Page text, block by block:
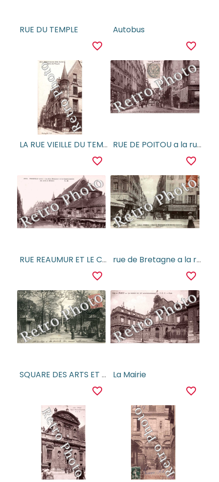
RUE DU TEMPLE
favorite_border
Autobus
favorite_border
LA RUE VIEILLE DU TEMPLE ANCIEN HOTEL BARBETTE
favorite_border
RUE DE POITOU a la rue Debelleyme
favorite_border
RUE REAUMUR ET LE CONSERVATOIRE DES ARTS ET METIERS
favorite_border
rue de Bretagne a la rue de Turenne
favorite_border
SQUARE DES ARTS ET METIERS
favorite_border
La Mairie
favorite_border